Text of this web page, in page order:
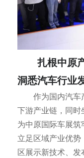
扎根中原
洞悉汽车行业
作为国内汽车
下游产业链，同时
为中原国际车展
立足区域产业优
区展示新技术、